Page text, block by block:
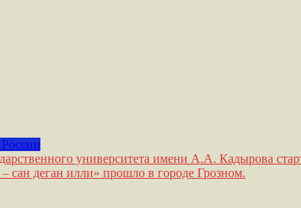
университета имени А.А. Кадырова
сан деган илли» прошло в городе Грозном.